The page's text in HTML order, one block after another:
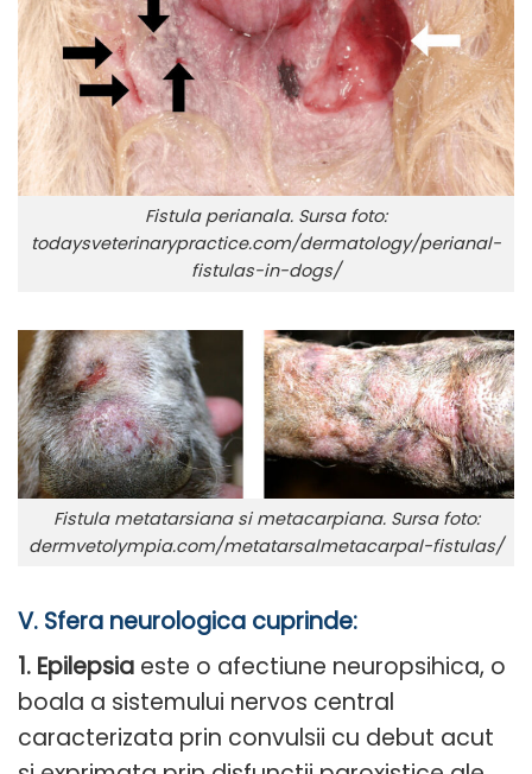
Fistula perianala. Sursa foto:
todaysveterinarypractice.com/dermatology/perianal-
fistulas-in-dogs/
Fistula metatarsiana si metacarpiana. Sursa foto:
dermvetolympia.com/metatarsalmetacarpal-fistulas/
V. Sfera neurologica cuprinde:
1. Epilepsia este o afectiune neuropsihica, o
boala a sistemului nervos central
caracterizata prin convulsii cu debut acut